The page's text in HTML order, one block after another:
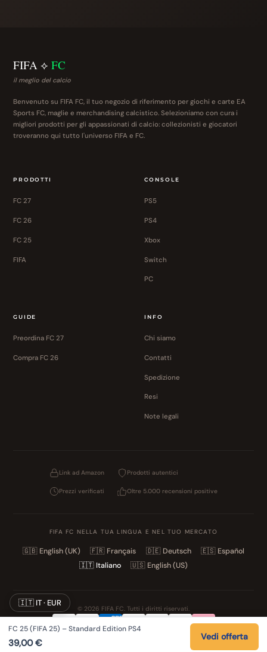
FIFA ⟡ FC
il meglio del calcio
Benvenuto su FIFA FC, il tuo negozio di riferimento per giochi e carte EA
Sports FC, maglie e merchandising calcistico. Selezioniamo con cura i
migliori prodotti per gli appassionati di calcio: collezionisti e giocatori
troveranno qui tutto l'universo FIFA e FC.
PRODOTTI
FC 27
FC 26
FC 25
FIFA
CONSOLE
PS5
PS4
Xbox
Switch
PC
GUIDE
Preordina FC 27
Compra FC 26
INFO
Chi siamo
Contatti
Spedizione
Resi
Note legali
Link ad Amazon Prodotti autentici
Prezzi verificati Oltre 5.000 recensioni positive
FIFA FC NELLA TUA LINGUA E NEL TUO MERCATO
🇬🇧 English (UK) 🇫🇷 Français 🇩🇪 Deutsch 🇪🇸 Español
🇮🇹 Italiano 🇺🇸 English (US)
© 2026 FIFA FC. Tutti i diritti riservati.
PrivacyTermini Cookie
FC 25 (FIFA 25) – Standard Edition PS4
39,00€
Vedi offerta
🇮🇹 IT · EUR